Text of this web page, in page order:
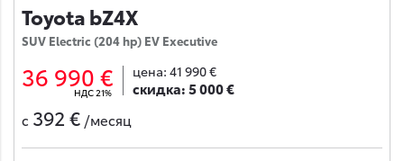
Toyota bZ4X
SUV Electric (204 hp) EV Executive
36 990 €
НДС 21%
цена: 41 990 €
скидка:5 000 €
с 392 € /месяц